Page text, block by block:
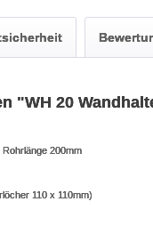
"WH 20
200mm
110 x 110mm)